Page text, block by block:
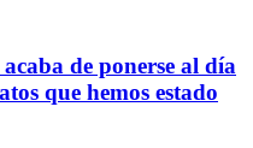
de ponerse al día
que hemos estado